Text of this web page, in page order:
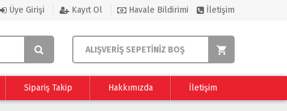
Üye Girişi Kayıt Ol Havale Bildirimi İletişim
ALIŞVERİŞ SEPETİNİZ BOŞ
Sipariş Takip Hakkımızda İletişim